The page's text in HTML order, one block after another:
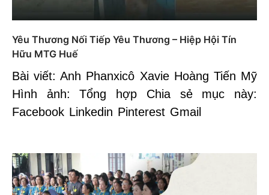
Yêu Thương Nối Tiếp Yêu Thương – Hiệp Hội Tín
Hữu MTG Huế
Bài viết: Anh Phanxicô Xavie Hoàng Tiến Mỹ
Hình ảnh: Tổng hợp Chia sẻ mục này:
Facebook Linkedin Pinterest Gmail